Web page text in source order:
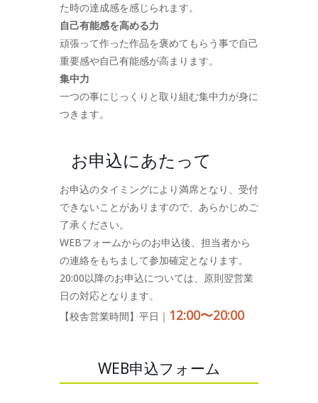
た時の達成感を感じられます。
自己有能感を高める力
頑張って作った作品を褒めてもらう事で自己
重要感や自己有能感が高まります。
集中力
一つの事にじっくりと取り組む集中力が身に
つきます。
お申込にあたって
お申込のタイミングにより満席となり、受付
できないことがありますので、あらかじめご
了承ください。
WEBフォームからのお申込後、担当者から
の連絡をもちまして参加確定となります。
20:00以降のお申込については、原則翌営業
日の対応となります。
【校舎営業時間】平日｜ 12:00〜20:00
WEB申込フォーム